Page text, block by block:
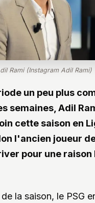
Rami (Instagram Adil Rami)
un peu plus
semaines, Adil
cette saison en
l'ancien joueur
pour une raison
la saison, le PSG